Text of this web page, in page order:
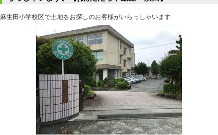
麻生田小学校区で土地をお探しのお客様がいらっしゃいます